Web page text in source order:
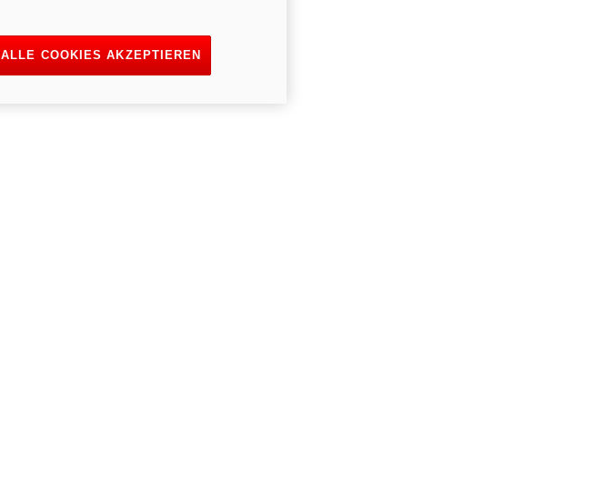
ALLE COOKIES AKZEPTIEREN